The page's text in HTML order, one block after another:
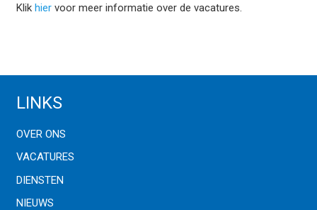
Klik hiervoor meer informatie over de vacatures.
LINKS
OVER ONS
VACATURES
DIENSTEN
NIEUWS